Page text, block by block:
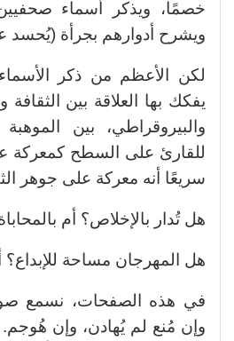
خصمًا، ويذكر أسماء
ويشرح أدوارهم بجرأة (يُحسد
لكن الأعظم من ذكر
يفكك بها العلاقة بين الثقافة
والبيروقراطي، بين الموهبة
للقارئ على السطح
سريعًا أنه معركة على جوهر
هل تُدار بالإخلاص؟ أم
هل المهرجان مساحة للإبداع؟
في هذه الصفحات، نسمع
وإن مُنع لم يُهادن، وإن هُوجم.